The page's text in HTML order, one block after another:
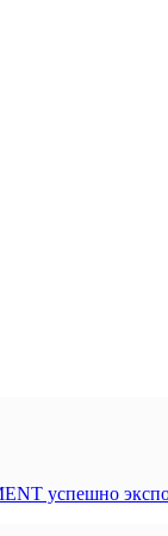
успешно